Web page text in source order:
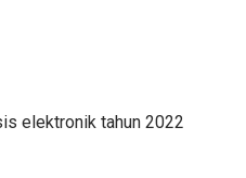
elektronik tahun 2022